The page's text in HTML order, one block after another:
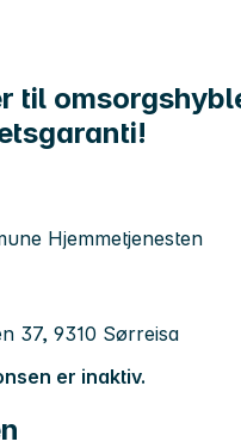
til
Hjemmetjenesten
37, 9310 Sørreisa
er inaktiv.